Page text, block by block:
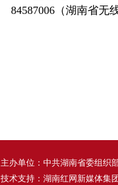
84587006（湖南省无
主办单位：中共湖南省委组织
技术支持：湖南红网新媒体集团